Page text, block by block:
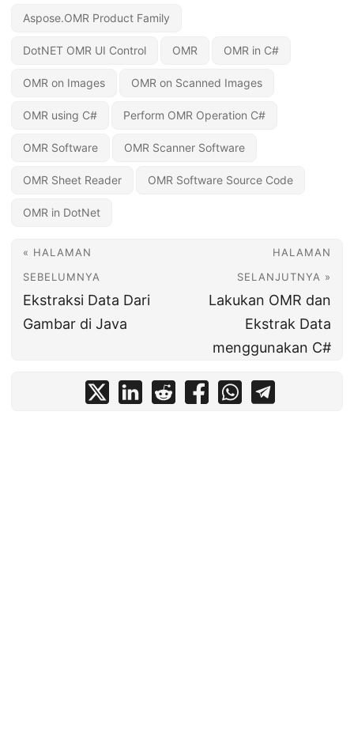
Aspose.OMR Product Family
DotNET OMR UI Control OMR OMR in C#
OMR on Images OMR on Scanned Images
OMR using C# Perform OMR Operation C#
OMR Software OMR Scanner Software
OMR Sheet Reader OMR Software Source Code
OMR in DotNet
« HALAMAN
SEBELUMNYA
Ekstraksi Data Dari
Gambar di Java
HALAMAN
SELANJUTNYA »
Lakukan OMR dan
Ekstrak Data
menggunakan C#